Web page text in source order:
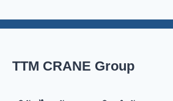
TTM CRANE Group